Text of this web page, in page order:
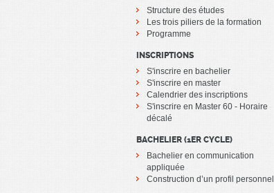
Structure des études
Les trois piliers de la formation
Programme
INSCRIPTIONS
S'inscrire en bachelier
S'inscrire en master
Calendrier des inscriptions
S'inscrire en Master 60 - Horaire
décalé
BACHELIER (1ER CYCLE)
Bachelier en communication
appliquée
Construction d’un profil personnel